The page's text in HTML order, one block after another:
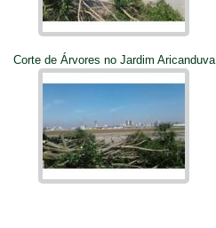
Corte de Árvores no Jardim Aricanduva